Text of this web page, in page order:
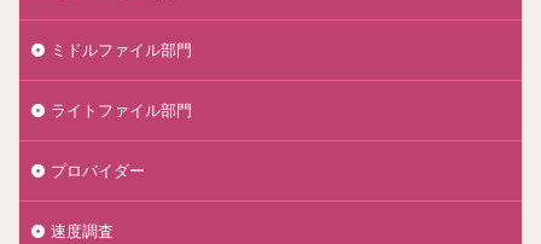
ミドルファイル部門
ライトファイル部門
プロバイダー
速度調査